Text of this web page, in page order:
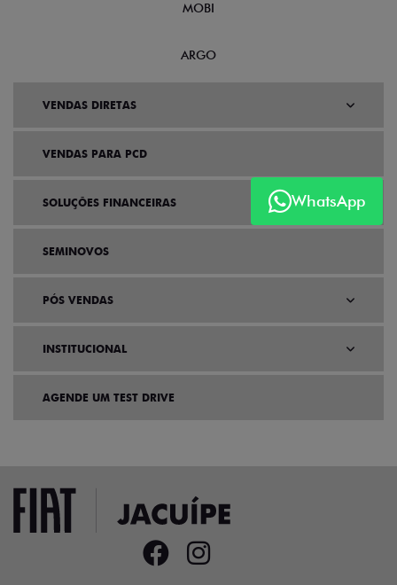
WhatsApp
MOBI
ARGO
VENDAS DIRETAS
VENDAS PARA PCD
SOLUÇÕES FINANCEIRAS
SEMINOVOS
PÓS VENDAS
INSTITUCIONAL
AGENDE UM TEST DRIVE